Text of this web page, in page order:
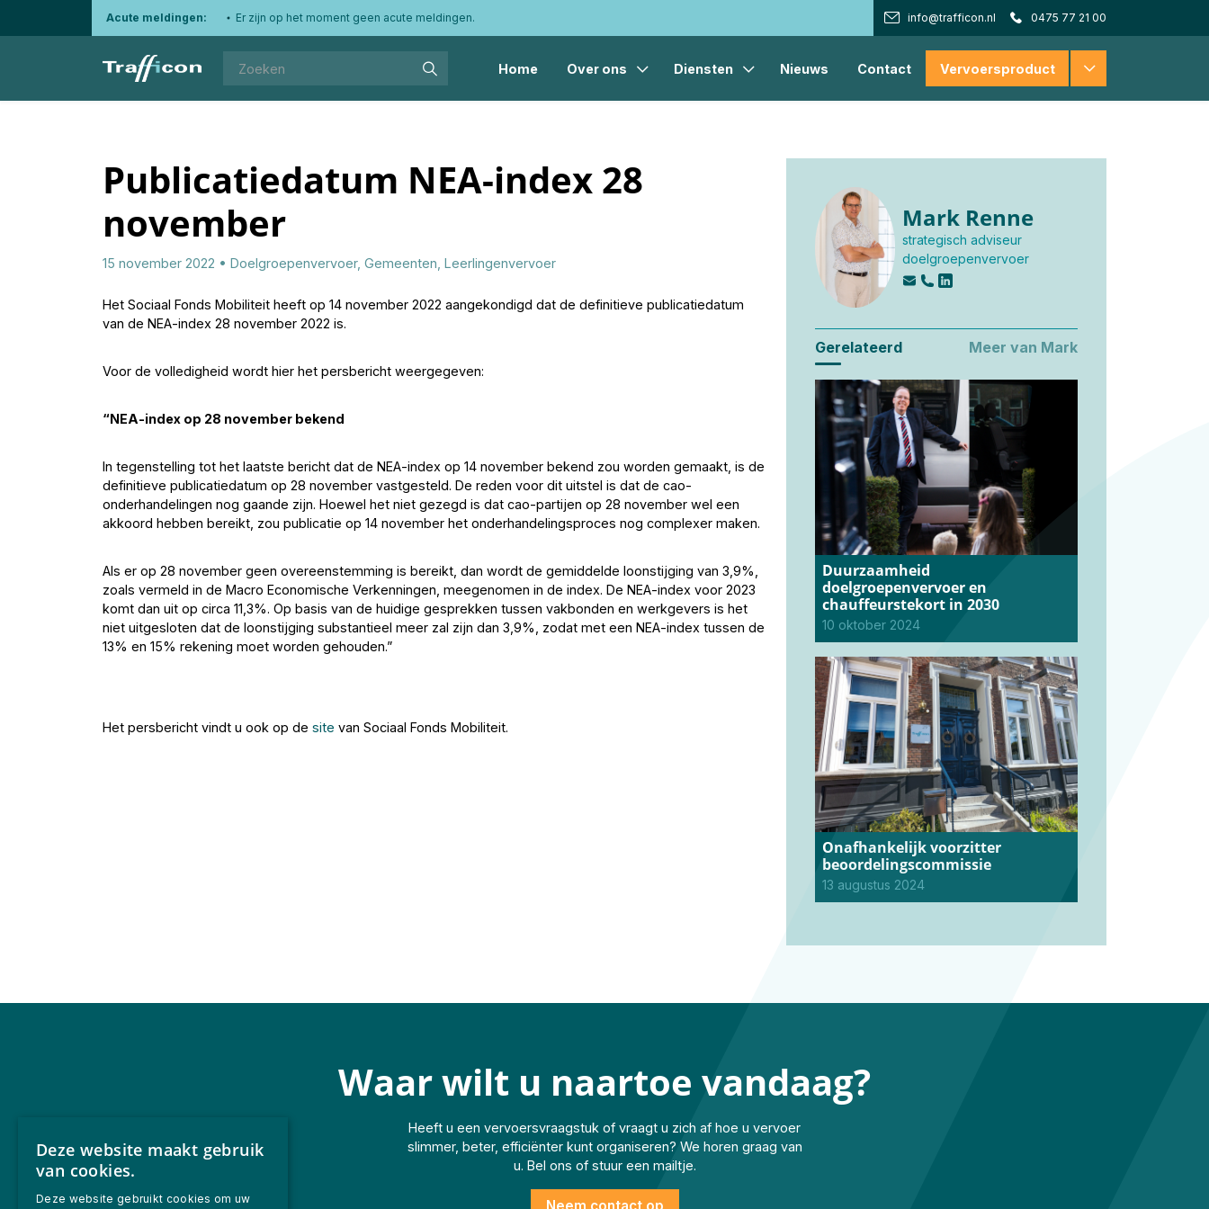
Acute meldingen: Er zijn op het moment geen acute meldingen. info@trafficon.nl 0475 77 21 00
Home Over ons Diensten Nieuws Contact Vervoersproduct
Publicatiedatum NEA-index 28
november
15 november 2022 Doelgroepenvervoer, Gemeenten Leerlingenvervoer
Het Sociaal Fonds Mobiliteit heeft op 14 november 2022 aangekondigd dat de definitieve publicatiedatum
van de NEA-index 28 november 2022 is.
Voor de volledigheid wordt hier het persbericht weergegeven:
“NEA-index op 28 november bekend
In tegenstelling tot het laatste bericht dat de NEA-index op 14 november bekend zou worden gemaakt, is de
definitieve publicatiedatum op 28 november vastgesteld. De reden voor dit uitstel is dat de cao-
onderhandelingen nog gaande zijn. Hoewel het niet gezegd is dat cao-partijen op 28 november wel een
akkoord hebben bereikt, zou publicatie op 14 november het onderhandelingsproces nog complexer maken.
Als er op 28 november geen overeenstemming is bereikt, dan wordt de gemiddelde loonstijging van 3,9%,
zoals vermeld in de Macro Economische Verkenningen, meegenomen in de index. De NEA-index voor 2023
komt dan uit op circa 11,3%. Op basis van de huidige gesprekken tussen vakbonden en werkgevers is het
niet uitgesloten dat de loonstijging substantieel meer zal zijn dan 3,9%, zodat met een NEA-index tussen de
13% en 15% rekening moet worden gehouden.”
Het persbericht vindt u ook op de site van Sociaal Fonds Mobiliteit.
Mark Renne
strategisch adviseur
doelgroepenvervoer
Gerelateerd Meer van Mark
Duurzaamheid
doelgroepenvervoer en
chauffeurstekort in 2030
10 oktober 2024
Onafhankelijk voorzitter
beoordelingscommissie
13 augustus 2024
Waar wilt u naartoe vandaag?
Heeft u een vervoersvraagstuk of vraagt u zich af hoe u vervoer
slimmer, beter, efficiënter kunt organiseren? We horen graag van
u. Bel ons of stuur een mailtje.
Deze website maakt gebruik
van cookies.
Deze website gebruikt cookies om uw